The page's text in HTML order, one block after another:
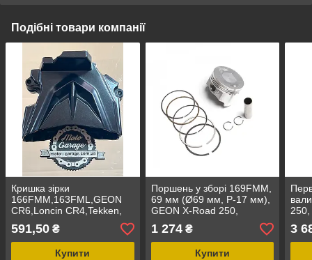
Подібні товари компанії
Кришка зірки
166FMM,163FML,GEON
CR6,Loncin CR4,Tekken,
X-Road Light,JL200-
68A,Viper,Forte,
Kayo,Spark,Exdrive,
591,50 ₴
Купити
Поршень у зборі 169FMM,
69 мм (Ø69 мм, P-17 мм),
GEON X-Road 250,
Shineray XY250GY-6B,
Viper, Kayo, Forte,
Оригінал
1 274₴
Купити
250,
3